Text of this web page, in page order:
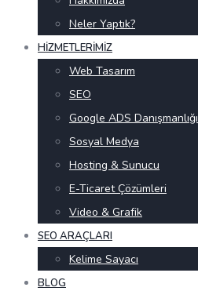
Neler Yaptık?
HIZMETLERIMIZ
Web Tasarım
SEO
Google ADS Danışmanlığı
Sosyal Medya
Hosting & Sunucu
E-Ticaret Çözümleri
Video & Grafik
SEO ARAÇLARI
Kelime Sayacı
BLOG